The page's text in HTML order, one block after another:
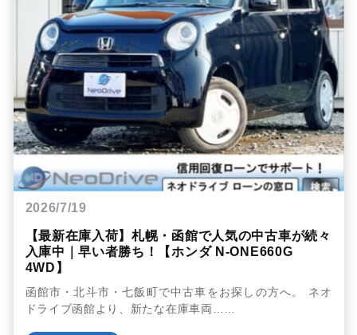
2026/7/19
【最新在庫入荷】札幌・函館で人気の中古車が続々
入庫中｜早い者勝ち！【ホンダ N-ONE660G
4WD】
函館市・北斗市・七飯町で中古車をお探しの方へ。 ネオ
ドライブ函館より、新たな在庫車両……